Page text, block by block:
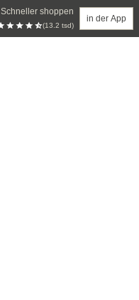
Schneller shoppen
(13.2 tsd)
in der App